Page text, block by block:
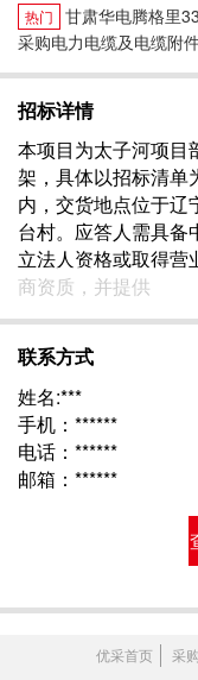
热门
甘肃华电腾格里
采购电力电缆及电缆附
招标详情
本项目为太子河项目
架，具体以招标清单
内，交货地点位于辽
台村。应答人需具备
立法人资格或取得营
商资质，并提供
联系方式
姓名:***
手机：******
电话：******
邮箱：******
优采首页 采